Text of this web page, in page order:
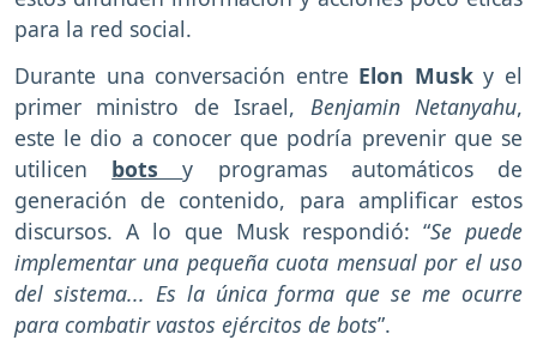
para la red social.
Durante una conversación entre Elon Musky el
primer ministro de Israel, Benjamin Netanyahu,
este le dio a conocer que podría prevenir que se
utilicen botsy programas automáticos de
generación de contenido, para amplificar estos
discursos. A lo que Musk respondió: “Se puede
implementar una pequeña cuota mensual por el uso
del sistema... Es la única forma que se me ocurre
para combatir vastos ejércitos de bots”.